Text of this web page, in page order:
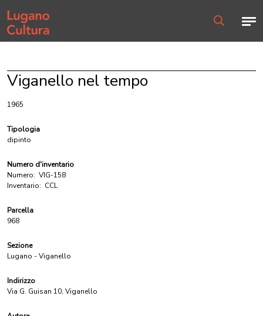
Home page
Viganello nel tempo
1965
Tipologia
dipinto
Numero d'inventario
Numero: VIG-158
Inventario: CCL
Parcella
968
Sezione
Lugano - Viganello
Indirizzo
Via G. Guisan 10, Viganello